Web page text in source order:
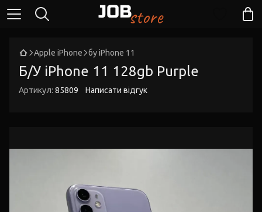
Apple iPhone бу iPhone 11
Б/У iPhone 11 128gb Purple
Артикул: 85809 Написати відгук